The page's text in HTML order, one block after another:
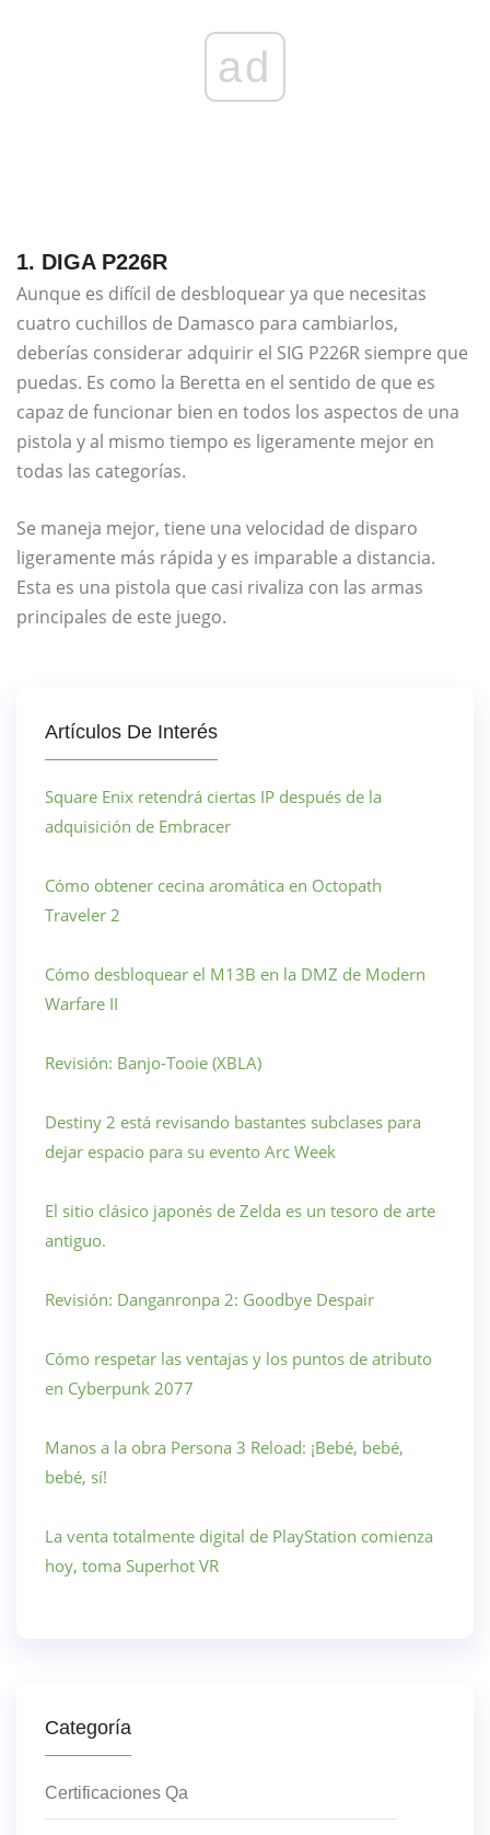
ad
1. DIGA P226R
Aunque es difícil de desbloquear ya que necesitas
cuatro cuchillos de Damasco para cambiarlos,
deberías considerar adquirir el SIG P226R siempre que
puedas. Es como la Beretta en el sentido de que es
capaz de funcionar bien en todos los aspectos de una
pistola y al mismo tiempo es ligeramente mejor en
todas las categorías.
Se maneja mejor, tiene una velocidad de disparo
ligeramente más rápida y es imparable a distancia.
Esta es una pistola que casi rivaliza con las armas
principales de este juego.
Artículos De Interés
Square Enix retendrá ciertas IP después de la
adquisición de Embracer
Cómo obtener cecina aromática en Octopath
Traveler 2
Cómo desbloquear el M13B en la DMZ de Modern
Warfare II
Revisión: Banjo-Tooie (XBLA)
Destiny 2 está revisando bastantes subclases para
dejar espacio para su evento Arc Week
El sitio clásico japonés de Zelda es un tesoro de arte
antiguo.
Revisión: Danganronpa 2: Goodbye Despair
Cómo respetar las ventajas y los puntos de atributo
en Cyberpunk 2077
Manos a la obra Persona 3 Reload: ¡Bebé, bebé,
bebé, sí!
La venta totalmente digital de PlayStation comienza
hoy, toma Superhot VR
Categoría
Certificaciones Qa